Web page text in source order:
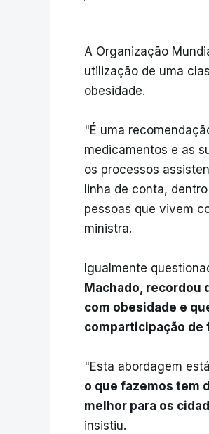
A Organização
utilização de uma
obesidade.
"É uma
medicamentos e as
os processos
linha de conta,
pessoas que vivem
ministra.
Igualmente
Machado, recordou
com obesidade e
comparticipação de
"Esta abordagem
o que fazemos tem
melhor para os
insistiu.